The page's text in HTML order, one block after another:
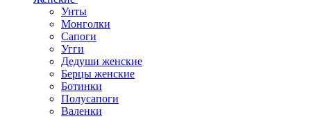
Унты
Монголки
Сапоги
Угги
Дедуши женские
Берцы женские
Ботинки
Полусапоги
Валенки